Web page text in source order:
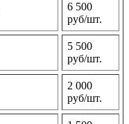
6 500
руб/шт.
5 500
руб/шт.
2 000
руб/шт.